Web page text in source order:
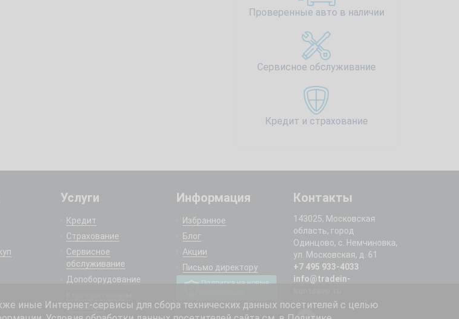
Проверенные авто в наличии
Сервисное обслуживание
Кредит и страхование
Услуги
Кредит
Страхование
Сервисное
обслуживание
Допоборудование
клиентам
Информация
Избранное
Блог
Акции
Письмо директору
Подписка на новые
Контакты
143025, Московская
область, город
Одинцово, с. Немчиновка,
ул. Московская, д. 61
+7 495 933-4033
info@tradein-
иные Интернет-сервисы для сбора технических данных посетителей с целью